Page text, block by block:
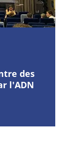
des
l'ADN